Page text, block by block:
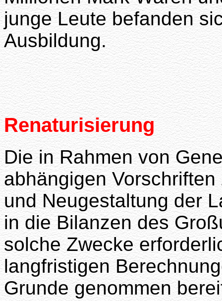
junge Leute befanden
Ausbildung.
Renaturisierung
Die in Rahmen von
abhängigen
und Neugestaltung der
in die Bilanzen des
solche Zwecke
langfristigen
Grunde genommen